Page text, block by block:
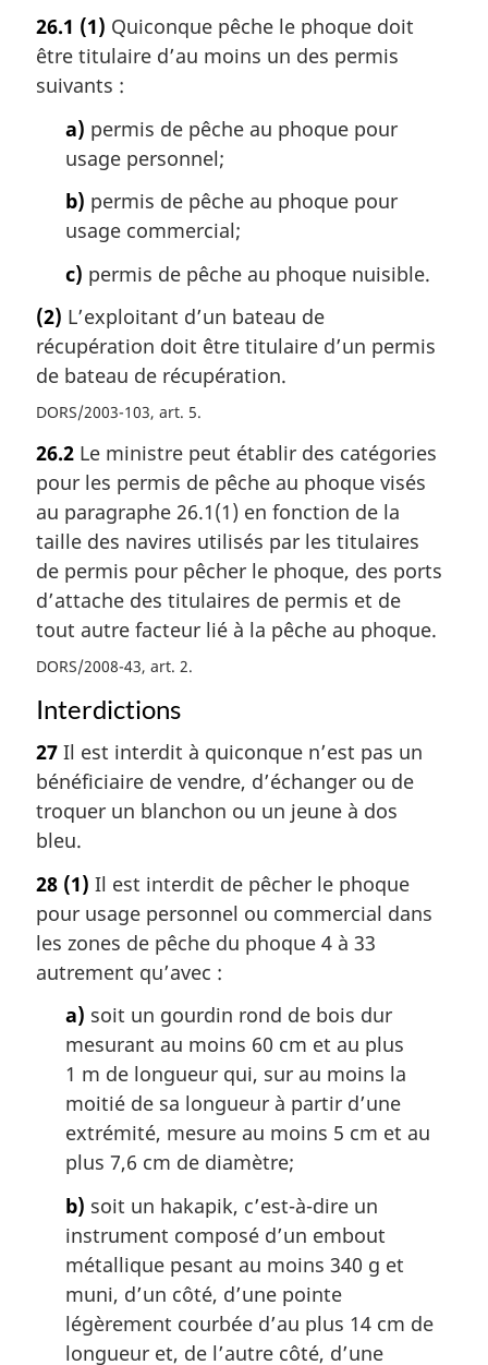
26.1 (1) Quiconque pêche le phoque doit
être titulaire d’au moins un des permis
suivants :
a) permis de pêche au phoque pour
usage personnel;
b) permis de pêche au phoque pour
usage commercial;
c) permis de pêche au phoque nuisible.
(2) L’exploitant d’un bateau de
récupération doit être titulaire d’un permis
de bateau de récupération.
DORS/2003-103, art. 5
26.2 Le ministre peut établir des catégories
pour les permis de pêche au phoque visés
au paragraphe 26.1(1) en fonction de la
taille des navires utilisés par les titulaires
de permis pour pêcher le phoque, des ports
d’attache des titulaires de permis et de
tout autre facteur lié à la pêche au phoque.
DORS/2008-43, art. 2
Interdictions
27 Il est interdit à quiconque n’est pas un
bénéficiaire de vendre, d’échanger ou de
troquer un blanchon ou un jeune à dos
bleu.
28 (1) Il est interdit de pêcher le phoque
pour usage personnel ou commercial dans
les zones de pêche du phoque 4 à 33
autrement qu’avec :
a) soit un gourdin rond de bois dur
mesurant au moins 60 cm et au plus
1 m de longueur qui, sur au moins la
moitié de sa longueur à partir d’une
extrémité, mesure au moins 5 cm et au
plus 7,6 cm de diamètre;
b) soit un hakapik, c’est-à-dire un
instrument composé d’un embout
métallique pesant au moins 340 g et
muni, d’un côté, d’une pointe
légèrement courbée d’au plus 14 cm de
longueur et, de l’autre côté, d’une